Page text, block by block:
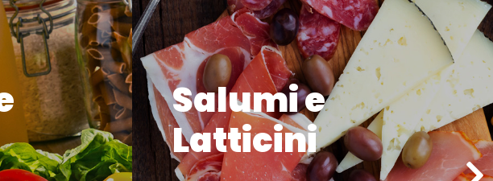
Salumi e
Latticini